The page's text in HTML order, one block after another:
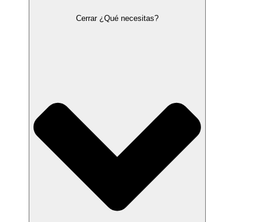
Cerrar ¿Qué necesitas?